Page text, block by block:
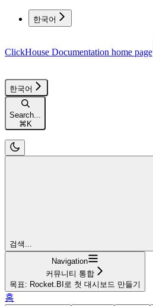
한국어
ClickHouse Documentation home page
한국어
Search...
⌘ K
검색...
Navigation
커뮤니티 통합
목표: Rocket.BI로 첫 대시보드 만들기
홈